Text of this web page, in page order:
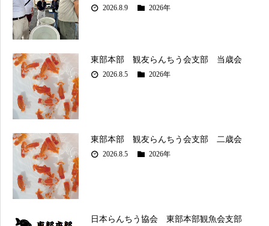
2026.8.9 2026年
東部本部 観友らんちう会支部 当歳会
2026.8.5 2026年
東部本部 観友らんちう会支部 二歳会
2026.8.5 2026年
日本らんちう協会 東部本部観魚会支部